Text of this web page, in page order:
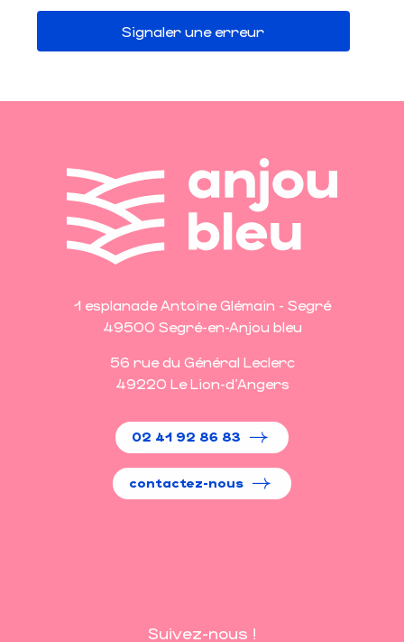
Signaler une erreur
1 esplanade Antoine Glémain - Segré
49500 Segré-en-Anjou bleu
56 rue du Général Leclerc
49220 Le Lion-d'Angers
02 41 92 86 83
contactez-nous
Suivez-nous !